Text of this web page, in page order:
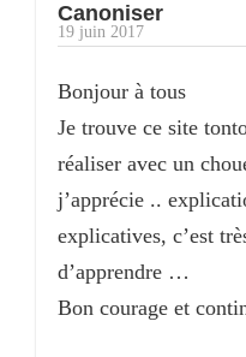
Canoniser
19 juin 2017
Bonjour à tous
Je trouve ce site
réaliser avec un
j’apprécie ..
explicatives, c’est
d’apprendre …
Bon courage et